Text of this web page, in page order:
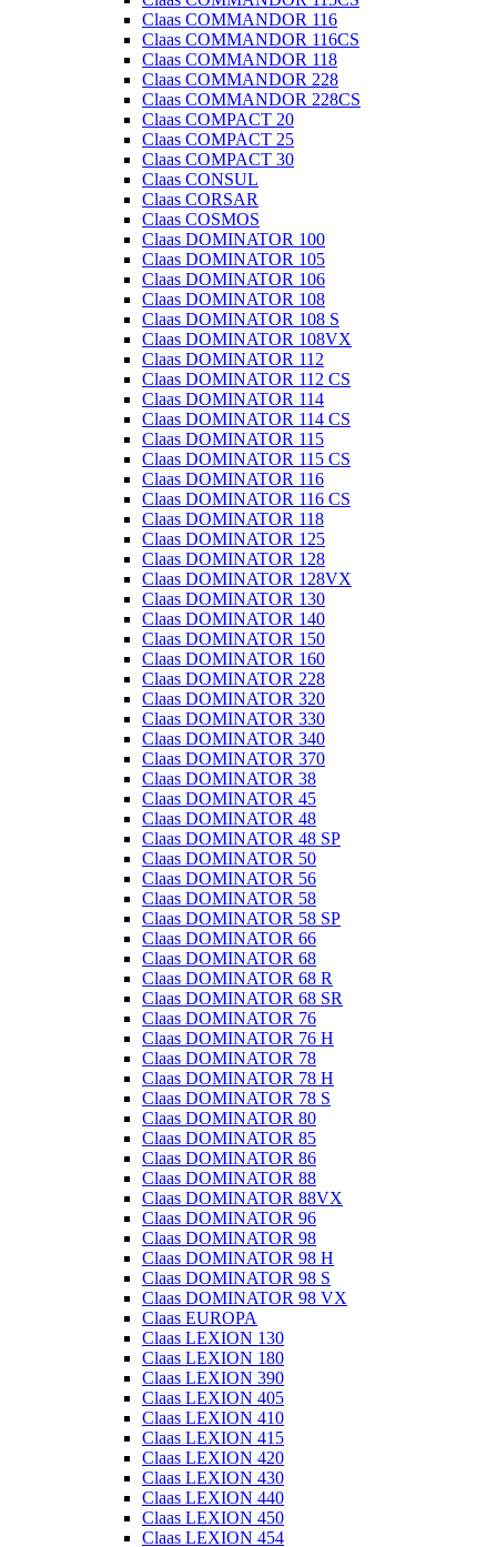
Claas COMMANDOR 116
Claas COMMANDOR 116CS
Claas COMMANDOR 118
Claas COMMANDOR 228
Claas COMMANDOR 228CS
Claas COMPACT 20
Claas COMPACT 25
Claas COMPACT 30
Claas CONSUL
Claas CORSAR
Claas COSMOS
Claas DOMINATOR 100
Claas DOMINATOR 105
Claas DOMINATOR 106
Claas DOMINATOR 108
Claas DOMINATOR 108 S
Claas DOMINATOR 108VX
Claas DOMINATOR 112
Claas DOMINATOR 112 CS
Claas DOMINATOR 114
Claas DOMINATOR 114 CS
Claas DOMINATOR 115
Claas DOMINATOR 115 CS
Claas DOMINATOR 116
Claas DOMINATOR 116 CS
Claas DOMINATOR 118
Claas DOMINATOR 125
Claas DOMINATOR 128
Claas DOMINATOR 128VX
Claas DOMINATOR 130
Claas DOMINATOR 140
Claas DOMINATOR 150
Claas DOMINATOR 160
Claas DOMINATOR 228
Claas DOMINATOR 320
Claas DOMINATOR 330
Claas DOMINATOR 340
Claas DOMINATOR 370
Claas DOMINATOR 38
Claas DOMINATOR 45
Claas DOMINATOR 48
Claas DOMINATOR 48 SP
Claas DOMINATOR 50
Claas DOMINATOR 56
Claas DOMINATOR 58
Claas DOMINATOR 58 SP
Claas DOMINATOR 66
Claas DOMINATOR 68
Claas DOMINATOR 68 R
Claas DOMINATOR 68 SR
Claas DOMINATOR 76
Claas DOMINATOR 76 H
Claas DOMINATOR 78
Claas DOMINATOR 78 H
Claas DOMINATOR 78 S
Claas DOMINATOR 80
Claas DOMINATOR 85
Claas DOMINATOR 86
Claas DOMINATOR 88
Claas DOMINATOR 88VX
Claas DOMINATOR 96
Claas DOMINATOR 98
Claas DOMINATOR 98 H
Claas DOMINATOR 98 S
Claas DOMINATOR 98 VX
Claas EUROPA
Claas LEXION 130
Claas LEXION 180
Claas LEXION 390
Claas LEXION 405
Claas LEXION 410
Claas LEXION 415
Claas LEXION 420
Claas LEXION 430
Claas LEXION 440
Claas LEXION 450
Claas LEXION 454